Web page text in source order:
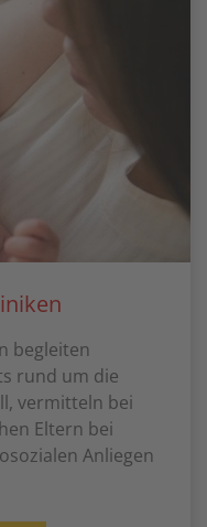
begleiten
rund um die
vermitteln bei
Eltern bei
Anliegen